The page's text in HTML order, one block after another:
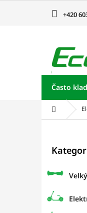
+420
Často
Domů
kategorie